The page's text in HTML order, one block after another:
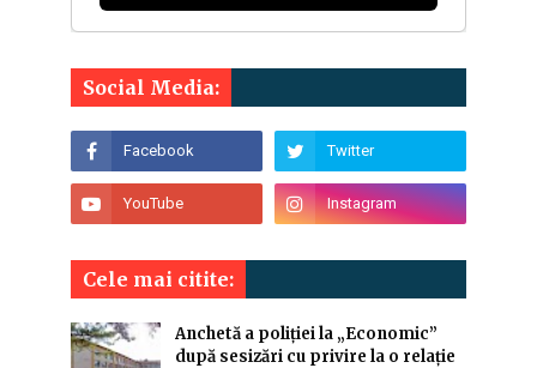
Social Media:
Cele mai citite:
Anchetă a poliției la „Economic”
după sesizări cu privire la o relație